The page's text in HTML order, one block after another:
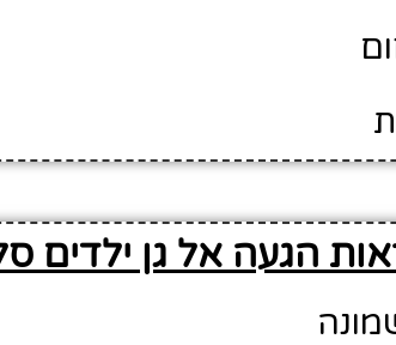
הגעה אל גן ילדים